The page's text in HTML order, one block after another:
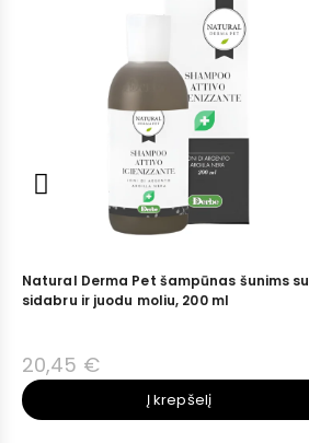
Natural Derma Pet šampūnas šunims su
sidabru ir juodu moliu, 200 ml
20,45 €
Į krepšelį